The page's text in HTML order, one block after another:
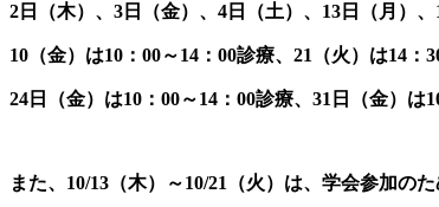
2日（木）、3日（金）、4日（土）、13日（月）
10（金）は10：00～14：00診療、21（火）は14：
24日（金）は10：00～14：00診療、31日（金）は
また、10/13（木）～10/21（火）は、学会参加の